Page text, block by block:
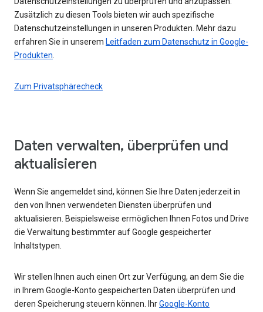
Zusätzlich zu diesen Tools bieten wir auch spezifische
Datenschutzeinstellungen in unseren Produkten. Mehr dazu
erfahren Sie in unserem Leitfaden zum Datenschutz in Google-
Produkten
Zum Privatsphärecheck
Daten verwalten, überprüfen und
aktualisieren
Wenn Sie angemeldet sind, können Sie Ihre Daten jederzeit in
den von Ihnen verwendeten Diensten überprüfen und
aktualisieren. Beispielsweise ermöglichen Ihnen Fotos und Drive
die Verwaltung bestimmter auf Google gespeicherter
Inhaltstypen.
Wir stellen Ihnen auch einen Ort zur Verfügung, an dem Sie die
in Ihrem Google-Konto gespeicherten Daten überprüfen und
deren Speicherung steuern können. IhrGoogle-Konto